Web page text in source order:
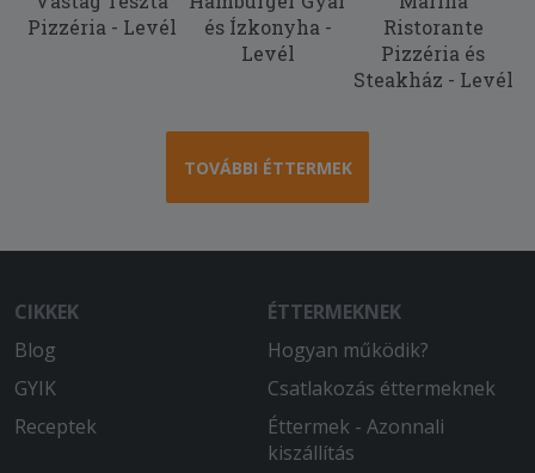
Pizzéria - Levél
és Ízkonyha -
Levél
Ristorante
Pizzéria és
Steakház - Levél
TOVÁBBI ÉTTERMEK
CIKKEK
Blog
GYIK
Receptek
ÉTTERMEKNEK
Hogyan működik?
Csatlakozás éttermeknek
Éttermek - Azonnali
kiszállítás